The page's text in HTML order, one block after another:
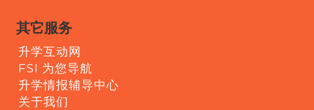
其它服务
升学互动网
FSI 为您导航
升学情报辅导中心
关于我们